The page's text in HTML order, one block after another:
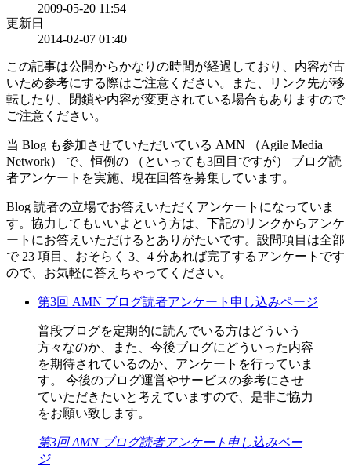
2009-05-20 11:54
更新日
2014-02-07 01:40
この記事は公開からかなりの時間が経過しており、内容が古
いため参考にする際はご注意ください。また、リンク先が移
転したり、閉鎖や内容が変更されている場合もありますので
ご注意ください。
当 Blog も参加させていただいている AMN （Agile Media
Network） で、恒例の （といっても3回目ですが） ブログ読
者アンケートを実施、現在回答を募集しています。
Blog 読者の立場でお答えいただくアンケートになっていま
す。協力してもいいよという方は、下記のリンクからアンケ
ートにお答えいただけるとありがたいです。設問項目は全部
で 23 項目、おそらく 3、4 分あれば完了するアンケートです
ので、お気軽に答えちゃってください。
第3回 AMN ブログ読者アンケート申し込みページ
普段ブログを定期的に読んでいる方はどういう
方々なのか、また、今後ブログにどういった内容
を期待されているのか、アンケートを行っていま
す。 今後のブログ運営やサービスの参考にさせ
ていただきたいと考えていますので、是非ご協力
をお願い致します。
第3回 AMN ブログ読者アンケート申し込みペー
ジ